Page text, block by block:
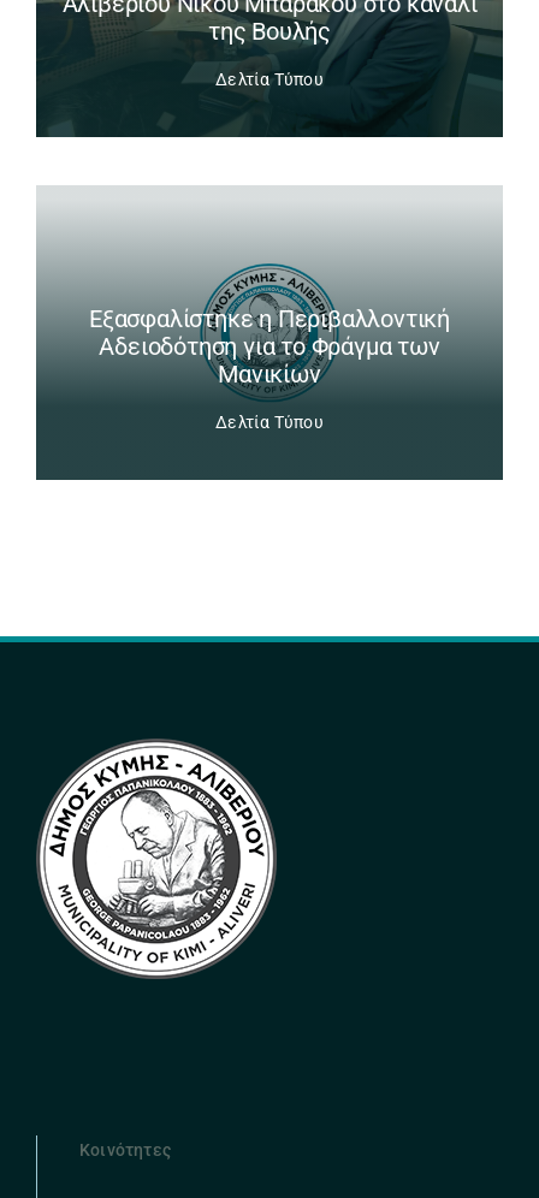
της Βουλής
Δελτία Τύπου
Εξασφαλίστηκε η Περιβαλλοντική
Αδειοδότηση για το Φράγμα των
Μανικίων
Δελτία Τύπου
Κοινότητες